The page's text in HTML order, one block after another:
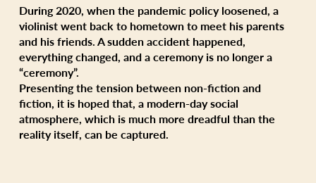
During 2020, when the pandemic policy loosened, a
violinist went back to hometown to meet his parents
and his friends. A sudden accident happened,
everything changed, and a ceremony is no longer a
“ceremony”.
Presenting the tension between non-fiction and
fiction, it is hoped that, a modern-day social
atmosphere, which is much more dreadful than the
reality itself, can be captured.